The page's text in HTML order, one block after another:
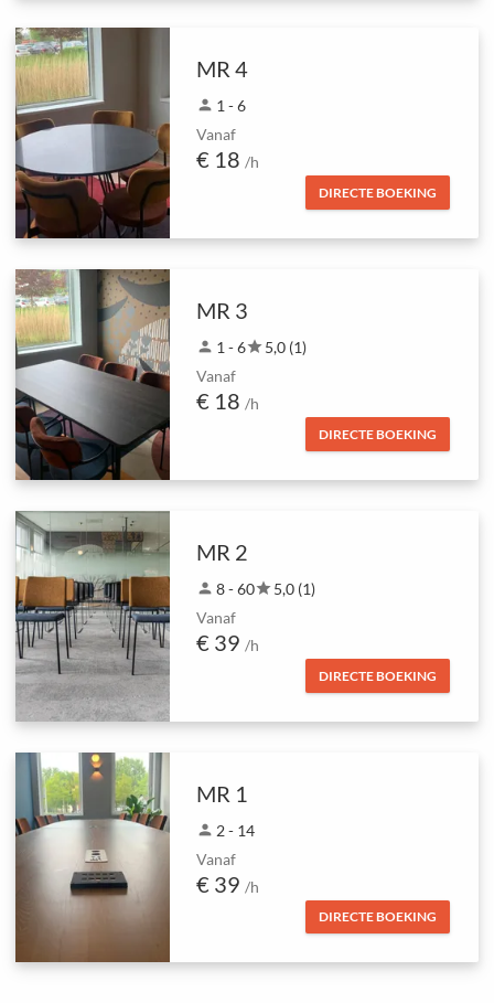
MR 4
person 1 - 6
Vanaf
€ 18 /h
DIRECTE BOEKING
MR 3
person 1 - 6star5,0 (1)
Vanaf
€ 18 /h
DIRECTE BOEKING
MR 2
person 8 - 60star5,0 (1)
Vanaf
€ 39 /h
DIRECTE BOEKING
MR 1
person 2 - 14
Vanaf
€ 39 /h
DIRECTE BOEKING